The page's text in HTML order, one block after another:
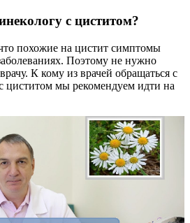
с циститом?
похожие на цистит симптомы
Поэтому не нужно
К кому из врачей обращаться с
циститом мы рекомендуем идти на